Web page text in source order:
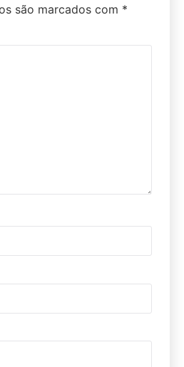
são marcados com *